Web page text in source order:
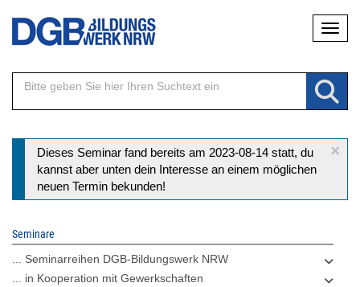
Direkt
Inhalt
×
Statusmeldung
Dieses Seminar fand bereits am 2023-08-14 statt, du
kannst aber unten dein Interesse an einem möglichen
neuen Termin bekunden!
Seminare
... Seminarreihen DGB-Bildungswerk NRW
... in Kooperation mit Gewerkschaften